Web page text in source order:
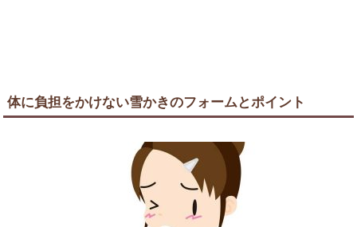
体に負担をかけない雪かきのフォームとポイント